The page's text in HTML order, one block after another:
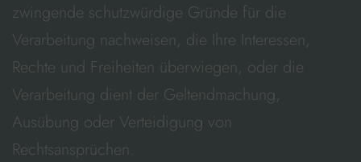
zwingende schutzwürdige Gründe für die
Verarbeitung nachweisen, die Ihre Interessen,
Rechte und Freiheiten überwiegen, oder die
Verarbeitung dient der Geltendmachung,
Ausübung oder Verteidigung von
Rechtsansprüchen.